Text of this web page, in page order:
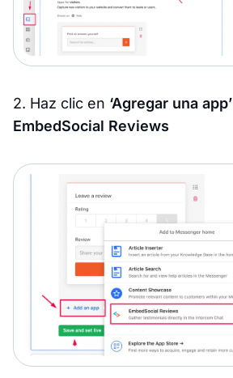
2. Haz clic en ‘Agregar una app’
EmbedSocial Reviews